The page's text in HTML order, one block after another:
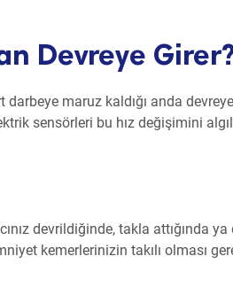
Devreye
darbeye maruz kaldığı anda
sensörleri bu hız değişimini
devrildiğinde, takla attığında
kemerlerinizin takılı olması